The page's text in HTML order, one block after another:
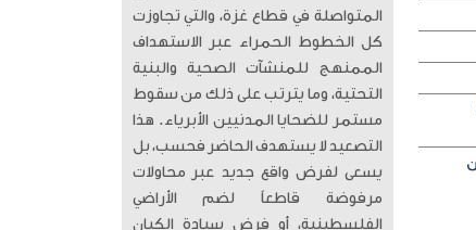
المتواصلة في قطاع غزة، والتي تجاوزت
كل الخطوط الحمراء عبر الاستهداف
الممنهج للمنشآت الصحية والبنية
التحتية، وما يترتب على ذلك من سقوط
مستمر للضحايا المدنيين الأبرياء. ​ هذا
التصعيد لا يستهدف الحاضر فحسب، بل
يسعى لفرض واقع جديد عبر محاولات
مرفوضة قاطعاً لضم الأراضي
الفلسطينية، أو فرض سيادة الكيان